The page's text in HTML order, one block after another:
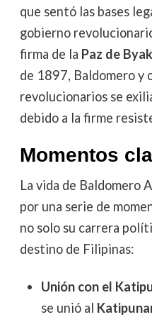
que sentó las bases
gobierno
firma de la Paz de
de 1897, Baldomero y
revolucionarios se
debido a la firme
Momentos
La vida de Baldomero
por una serie de
no solo su carrera
destino de Filipinas:
Unión con el
se unió al